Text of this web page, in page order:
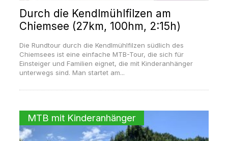
Durch die Kendlmühlfilzen am
Chiemsee (27km, 100hm, 2:15h)
Die Rundtour durch die Kendlmühlfilzen südlich des
Chiemsees ist eine einfache MTB-Tour, die sich für
Einsteiger und Familien eignet, die mit Kinderanhänger
unterwegs sind. Man startet am...
MTB mit Kinderanhänger